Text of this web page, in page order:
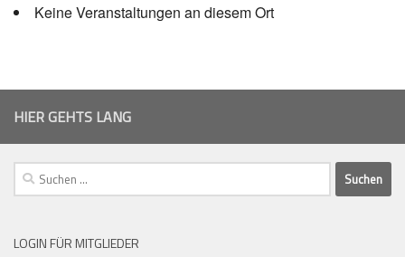
Keine Veranstaltungen an diesem Ort
HIER GEHTS LANG
Suchen
nach:
LOGIN FÜR MITGLIEDER